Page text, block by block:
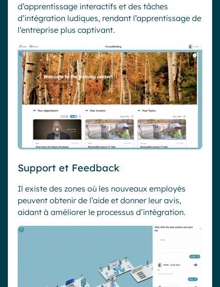
d’apprentissage interactifs et des tâches
d’intégration ludiques, rendant l’apprentissage de
l’entreprise plus captivant.
Support et Feedback
Il existe des zones où les nouveaux employés
peuvent obtenir de l’aide et donner leur avis,
aidant à améliorer le processus d’intégration.